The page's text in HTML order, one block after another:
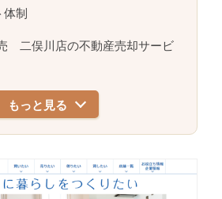
体制
二俣川店の不動産売却サービ
もっと見る